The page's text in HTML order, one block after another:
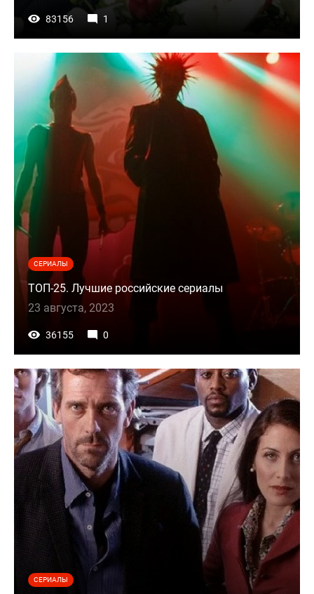
83156 1
СЕРИАЛЫ
ТОП-25. Лучшие российские сериалы
23 августа, 2023
36155 0
СЕРИАЛЫ